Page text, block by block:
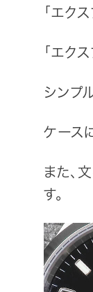
「エク
「エク
シンプ
ケース
また、
す。